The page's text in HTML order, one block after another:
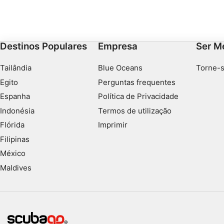
Destinos Populares
Tailândia
Egito
Espanha
Indonésia
Flórida
Filipinas
México
Maldives
Empresa
Blue Oceans
Perguntas frequentes
Política de Privacidade
Termos de utilização
Imprimir
Ser
Torne-